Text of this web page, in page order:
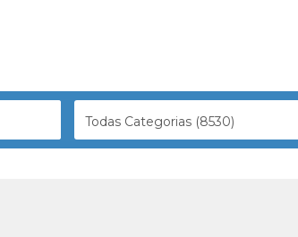
Todas Categorias (8530)